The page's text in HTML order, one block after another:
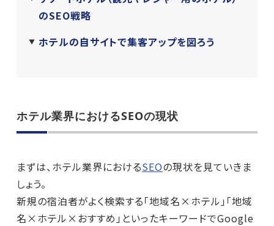
のSEO戦略
ホテルの自サイトで集客アップを図ろう
ホテル業界におけるSEOの現状
まずは、ホテル業界におけるSEOの現状を見ていきま
しょう。
新規の宿泊者がよく検索する「地域名×ホテル」「地域
名×ホテル×おすすめ」といったキーワードでGoogle